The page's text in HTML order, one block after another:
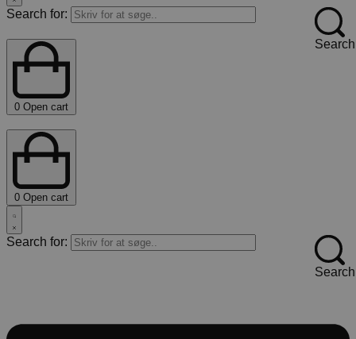
Search for:
Search
0 Open cart
0 Open cart
Search for:
Search